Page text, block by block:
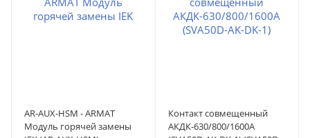
AR-AUX-HSM - ARMAT
Модуль горячей замены
Контакт совмещенный
АКДК-630/800/1600А